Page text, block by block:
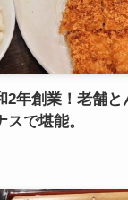
2年創業！老舗と
で堪能。